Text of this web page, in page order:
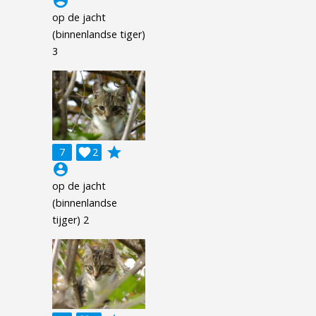
op de jacht
(binnenlandse tiger)
3
7 2

grade
account_circle
op de jacht
(binnenlandse
tijger) 2